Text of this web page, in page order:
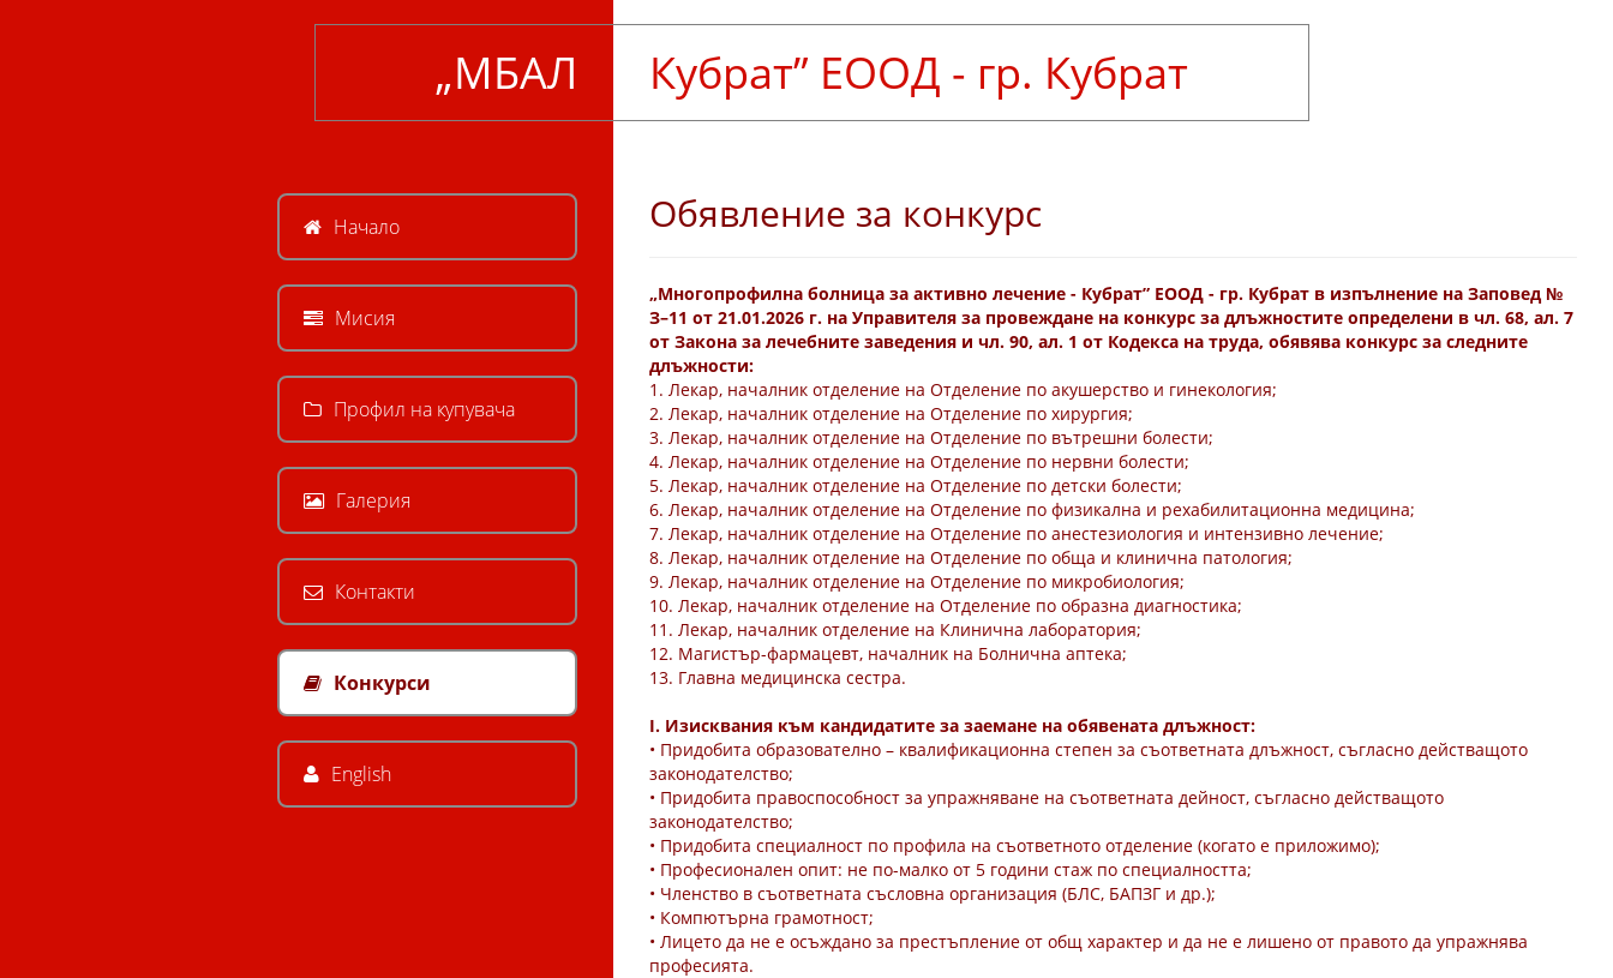
„МБАЛ
Начало
Мисия
Профил на купувача
Галерия
Контакти
Конкурси
English
Кубрат” ЕООД - гр. Кубрат
Обявление за конкурс
„Многопрофилна болница за активно лечение - Кубрат” ЕООД - гр. Кубрат в изпълнение на Заповед №
З–11 от 21.01.2026 г. на Управителя за провеждане на конкурс за длъжностите определени в чл. 68, ал. 7
от Закона за лечебните заведения и чл. 90, ал. 1 от Кодекса на труда, обявява конкурс за следните
длъжности:
1. Лекар, началник отделение на Отделение по акушерство и гинекология;
2. Лекар, началник отделение на Отделение по хирургия;
3. Лекар, началник отделение на Отделение по вътрешни болести;
4. Лекар, началник отделение на Отделение по нервни болести;
5. Лекар, началник отделение на Отделение по детски болести;
6. Лекар, началник отделение на Отделение по физикална и рехабилитационна медицина;
7. Лекар, началник отделение на Отделение по анестезиология и интензивно лечение;
8. Лекар, началник отделение на Отделение по обща и клинична патология;
9. Лекар, началник отделение на Отделение по микробиология;
10. Лекар, началник отделение на Отделение по образна диагностика;
11. Лекар, началник отделение на Клинична лаборатория;
12. Магистър-фармацевт, началник на Болнична аптека;
13. Главна медицинска сестра.
I. Изисквания към кандидатите за заемане на обявената длъжност:
• Придобита образователно – квалификационна степен за съответната длъжност, съгласно действащото
законодателство;
• Придобита правоспособност за упражняване на съответната дейност, съгласно действащото
законодателство;
• Придобита специалност по профила на съответното отделение (когато е приложимо);
• Професионален опит: не по-малко от 5 години стаж по специалността;
• Членство в съответната съсловна организация (БЛС, БАПЗГ и др.);
• Компютърна грамотност;
• Лицето да не е осъждано за престъпление от общ характер и да не е лишено от правото да упражнява
професията.